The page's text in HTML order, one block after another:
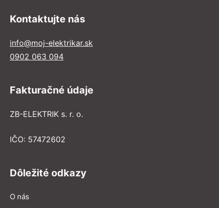
Kontaktujte nás
info@moj-elektrikar.sk
0902 063 094
Fakturačné údaje
ZB-ELEKTRIK s. r. o.
IČO: 57472602
Dôležité odkazy
O nás